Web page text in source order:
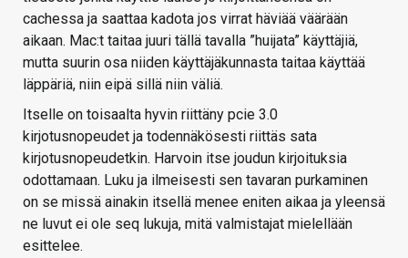
cachessa ja saattaa kadota jos virrat häviää väärään
aikaan. Mac:t taitaa juuri tällä tavalla ”huijata” käyttäjiä,
mutta suurin osa niiden käyttäjäkunnasta taitaa käyttää
läppäriä, niin eipä sillä niin väliä.
Itselle on toisaalta hyvin riittäny pcie 3.0
kirjotusnopeudet ja todennäkösesti riittäs sata
kirjotusnopeudetkin. Harvoin itse joudun kirjoituksia
odottamaan. Luku ja ilmeisesti sen tavaran purkaminen
on se missä ainakin itsellä menee eniten aikaa ja yleensä
ne luvut ei ole seq lukuja, mitä valmistajat mielellään
esittelee.